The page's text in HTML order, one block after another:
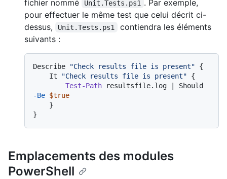
fichier nommé
Unit.Tests.ps1 . Par exemple,
pour effectuer le même test que celui décrit ci-
dessus,
Unit.Tests.ps1
contiendra les éléments
suivants :
Describe "Check results file is present" {
    It
"Check results file is present" {
Test-Path
-Be $true
Emplacements des modules
PowerShell